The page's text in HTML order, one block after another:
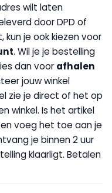
wilt laten
door DPD of
kun je ook kiezen voor
. Wil je je bestelling
dan voor afhalen
jouw winkel
zie je direct of het op
winkel. Is het artikel
voeg het toe aan je
je binnen 2 uur
klaarligt. Betalen